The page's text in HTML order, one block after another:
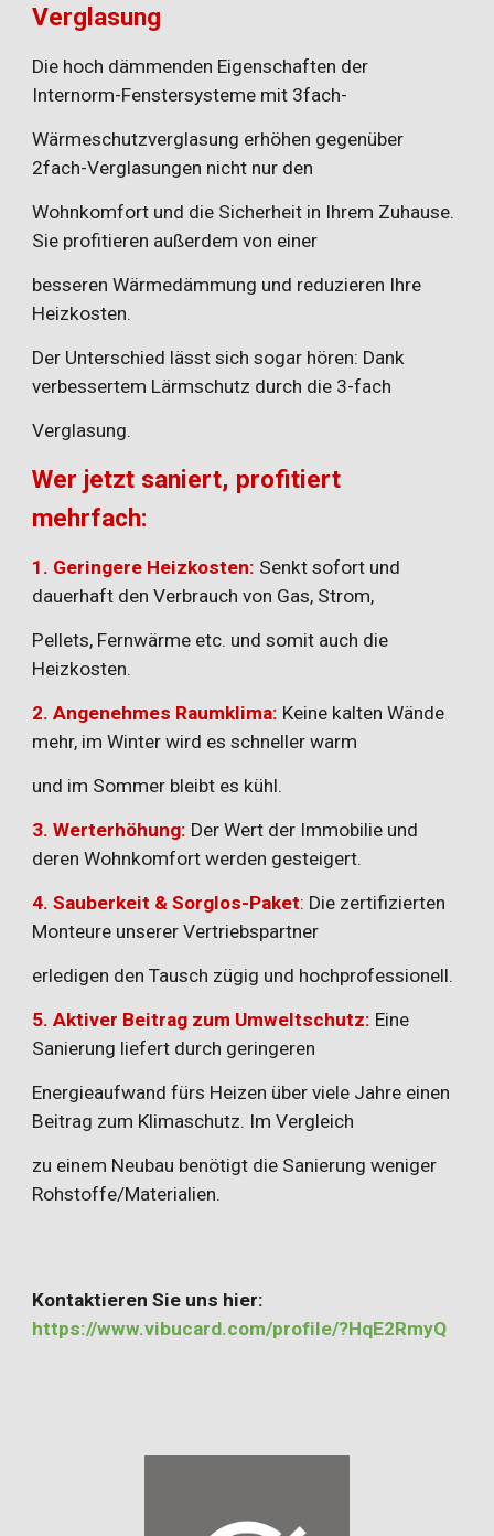
Verglasung
Die hoch dämmenden Eigenschaften der
Internorm-Fenstersysteme mit 3fach-
Wärmeschutzverglasung erhöhen gegenüber
2fach-Verglasungen nicht nur den
Wohnkomfort und die Sicherheit in Ihrem Zuhause.
Sie profitieren außerdem von einer
besseren Wärmedämmung und reduzieren Ihre
Heizkosten.
Der Unterschied lässt sich sogar hören: Dank
verbessertem Lärmschutz durch die 3-fach
Verglasung.
Wer jetzt saniert, profitiert
mehrfach:
1. Geringere Heizkosten: Senkt sofort und
dauerhaft den Verbrauch von Gas, Strom,
Pellets, Fernwärme etc. und somit auch die
Heizkosten.
2. Angenehmes Raumklima: Keine kalten Wände
mehr, im Winter wird es schneller warm
und im Sommer bleibt es kühl.
3. Werterhöhung: Der Wert der Immobilie und
deren Wohnkomfort werden gesteigert.
4. Sauberkeit & Sorglos-Paket: Die zertifizierten
Monteure unserer Vertriebspartner
erledigen den Tausch zügig und hochprofessionell.
5. Aktiver Beitrag zum Umweltschutz: Eine
Sanierung liefert durch geringeren
Energieaufwand fürs Heizen über viele Jahre einen
Beitrag zum Klimaschutz. Im Vergleich
zu einem Neubau benötigt die Sanierung weniger
Rohstoffe/Materialien.
Kontaktieren Sie uns hier:
https://www.vibucard.com/profile/?HqE2RmyQ